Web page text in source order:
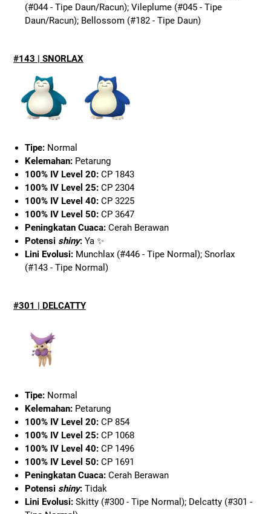
(#044 - Tipe Daun/Racun); Vileplume (#045 - Tipe
Daun/Racun); Bellossom (#182 - Tipe Daun)
#143 | SNORLAX
Tipe:Normal
Kelemahan:Petarung
100% IV Level 20:CP 1843
100% IV Level 25:CP 2304
100% IV Level 40:CP 3225
100% IV Level 50:CP 3647
Peningkatan Cuaca:Cerah Berawan
Potensi shiny:Ya ✨
Lini Evolusi:Munchlax (#446 - Tipe Normal); Snorlax
(#143 - Tipe Normal)
#301 | DELCATTY
Tipe:Normal
Kelemahan:Petarung
100% IV Level 20:CP 854
100% IV Level 25:CP 1068
100% IV Level 40:CP 1496
100% IV Level 50:CP 1691
Peningkatan Cuaca:Cerah Berawan
Potensi shiny:Tidak
Lini Evolusi:Skitty (#300 - Tipe Normal); Delcatty (#301 -